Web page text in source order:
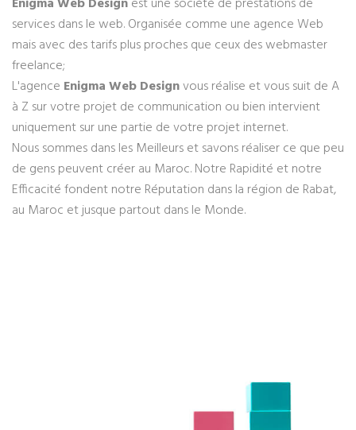
services dans le web. Organisée comme une agence Web
mais avec des tarifs plus proches que ceux des webmaster
freelance;
L'agence Enigma Web Designvous réalise et vous suit de A
à Z sur votre projet de communication ou bien intervient
uniquement sur une partie de votre projet internet.
Nous sommes dans les Meilleurs et savons réaliser ce que peu
de gens peuvent créer au Maroc. Notre Rapidité et notre
Efficacité fondent notre Réputation dans la région de Rabat,
au Maroc et jusque partout dans le Monde.